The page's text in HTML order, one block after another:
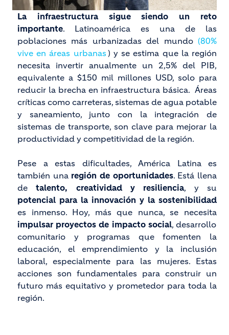
La infraestructura sigue siendo un reto
importante. Latinoamérica es una de las
poblaciones más urbanizadas del mundo (80%
vive en áreas urbanas) y se estima que la región
necesita invertir anualmente un 2,5% del PIB,
equivalente a $150 mil millones USD, solo para
reducir la brecha en infraestructura básica. Áreas
críticas como carreteras, sistemas de agua potable
y saneamiento, junto con la integración de
sistemas de transporte, son clave para mejorar la
productividad y competitividad de la región.
Pese a estas dificultades, América Latina es
también una región de oportunidades. Está llena
de talento, creatividad y resiliencia, y su
potencial para la innovación y la sostenibilidad
es inmenso. Hoy, más que nunca, se necesita
impulsar proyectos de impacto social, desarrollo
comunitario y programas que fomenten la
educación, el emprendimiento y la inclusión
laboral, especialmente para las mujeres. Estas
acciones son fundamentales para construir un
futuro más equitativo y prometedor para toda la
región.